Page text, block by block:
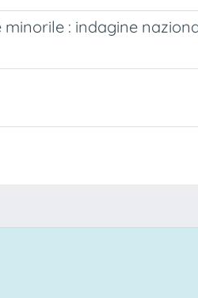
: indagine